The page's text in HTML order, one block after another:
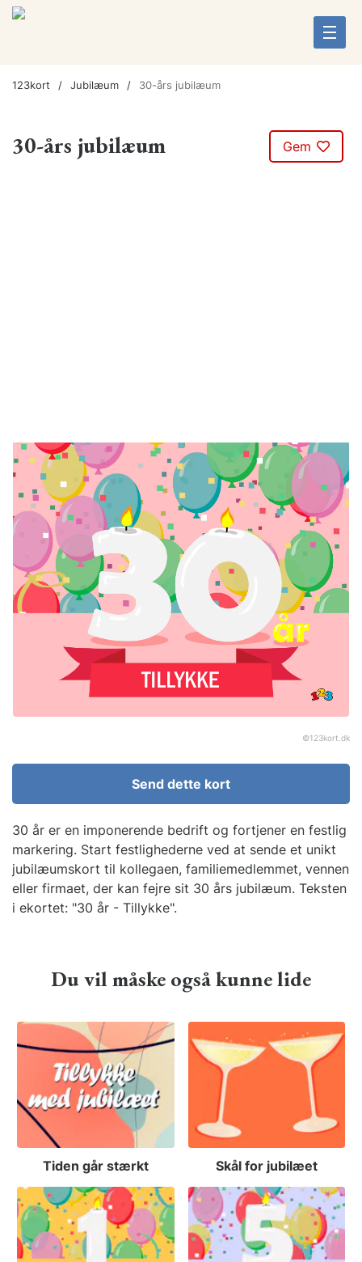
123kort Jubilæum 30-års jubilæum
30-års jubilæum Gem
©123kort.dk
Send dette kort
30 år er en imponerende bedrift og fortjener en festlig
markering. Start festlighederne ved at sende et unikt
jubilæumskort til kollegaen, familiemedlemmet, vennen
eller firmaet, der kan fejre sit 30 års jubilæum. Teksten
i ekortet: "30 år - Tillykke".
Du vil måske også kunne lide
Tiden går stærkt Skål for jubilæet